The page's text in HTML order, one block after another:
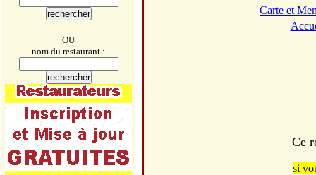
OU
nom du restaurant :
Carte et
Ce
si